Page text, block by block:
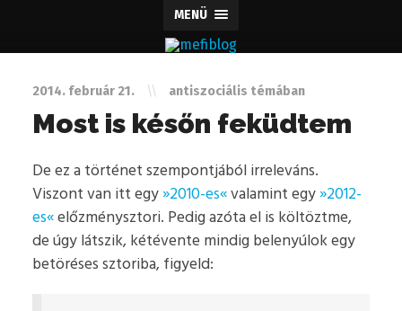
MENÜ
2014. február 21. \\ antiszociális témában
Most is későn feküdtem
De ez a történet szempontjából irreleváns.
Viszont van itt egy»2010-es«valamint egy»2012-
es«előzménysztori. Pedig azóta el is költöztme,
de úgy látszik, kétévente mindig belenyúlok egy
betöréses sztoriba, figyeld: